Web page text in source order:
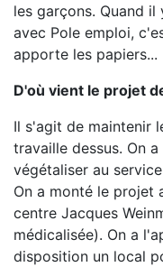
les garçons. Quand
avec Pole emploi,
apporte les papiers...
D'où vient le projet
Il s'agit de maintenir
travaille dessus. On
végétaliser au
On a monté le projet
centre Jacques
médicalisée). On a
disposition un local